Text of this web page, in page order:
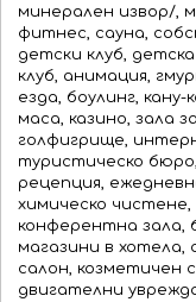
минерален извор/,
фитнес, сауна,
детски клуб,
клуб, анимация,
езда, боулинг,
маса, казино, зала
голфигрище,
туристическо
рецепция,
химическо
конферентна зала,
магазини в хотела,
салон, козметичен
двигателни